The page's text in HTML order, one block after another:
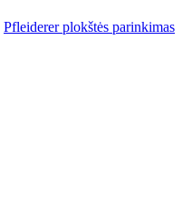
Pfleiderer plokštės parinkimas